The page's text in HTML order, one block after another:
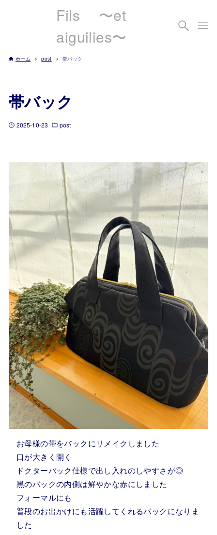
Fils 〜et
aiguilies〜
ホーム post 帯バック
帯バック
2025-10-23 post
お母様の帯をバックにリメイクしました
口が大きく開く
ドクターバック仕様で出し入れのしやすさが◎
黒のバックの内側は鮮やかな赤にしました
フォーマルにも
普段のお出かけにも活躍してくれるバックになりま
した